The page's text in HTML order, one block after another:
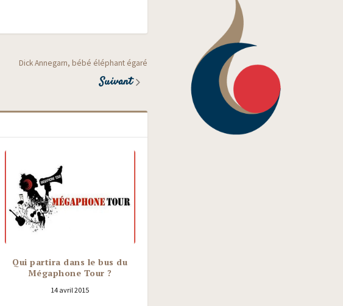
Dick Annegarn, bébé éléphant égaré
Suivant
Qui partira dans le bus du
Mégaphone Tour ?
14 avril 2015